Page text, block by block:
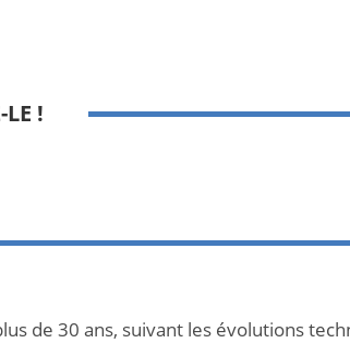
LE !
de 30 ans, suivant les évolutions